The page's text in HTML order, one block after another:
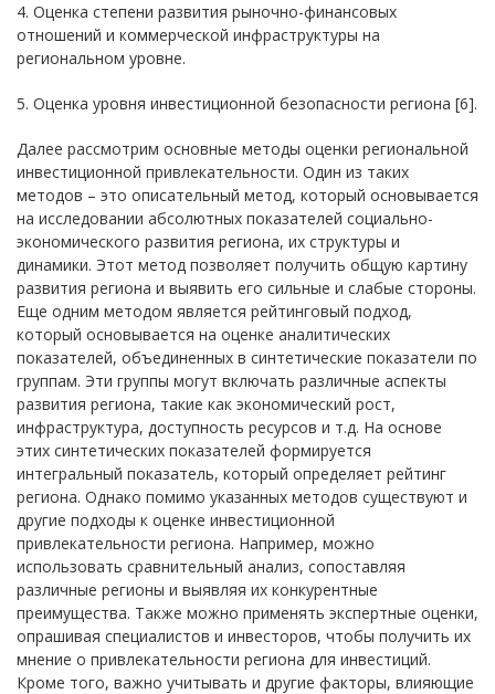
4. Оценка степени развития рыночно-финансовых
отношений и коммерческой инфраструктуры на
региональном уровне.
5. Оценка уровня инвестиционной безопасности региона [6].
Далее рассмотрим основные методы оценки региональной
инвестиционной привлекательности. Один из таких
методов – это описательный метод, который основывается
на исследовании абсолютных показателей социально-
экономического развития региона, их структуры и
динамики. Этот метод позволяет получить общую картину
развития региона и выявить его сильные и слабые стороны.
Еще одним методом является рейтинговый подход,
который основывается на оценке аналитических
показателей, объединенных в синтетические показатели по
группам. Эти группы могут включать различные аспекты
развития региона, такие как экономический рост,
инфраструктура, доступность ресурсов и т.д. На основе
этих синтетических показателей формируется
интегральный показатель, который определяет рейтинг
региона. Однако помимо указанных методов существуют и
другие подходы к оценке инвестиционной
привлекательности региона. Например, можно
использовать сравнительный анализ, сопоставляя
различные регионы и выявляя их конкурентные
преимущества. Также можно применять экспертные оценки,
опрашивая специалистов и инвесторов, чтобы получить их
мнение о привлекательности региона для инвестиций.
Кроме того, важно учитывать и другие факторы, влияющие